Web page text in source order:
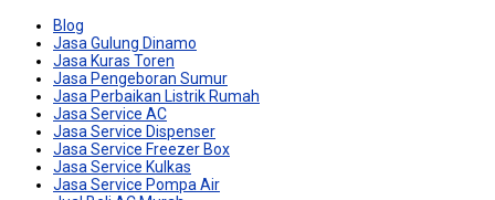
Blog
Jasa Gulung Dinamo
Jasa Kuras Toren
Jasa Pengeboran Sumur
Jasa Perbaikan Listrik Rumah
Jasa Service AC
Jasa Service Dispenser
Jasa Service Freezer Box
Jasa Service Kulkas
Jasa Service Pompa Air